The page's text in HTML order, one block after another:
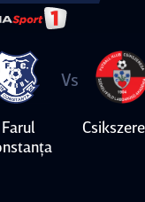
Dinamo
Vs
FC